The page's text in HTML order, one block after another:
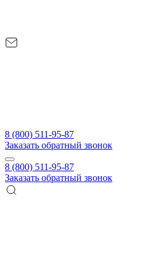
8 (800) 511-95-87
Заказать обратный звонок
8 (800) 511-95-87
Заказать обратный звонок